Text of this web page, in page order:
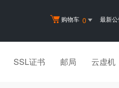
购物车 0 最新
SSL证书 邮局 云虚机